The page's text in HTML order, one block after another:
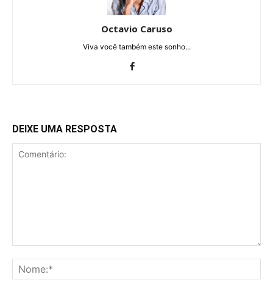
Octavio Caruso
Viva você também este sonho...
DEIXE UMA RESPOSTA